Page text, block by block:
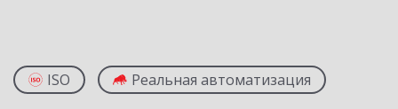
ISO Реальная автоматизация